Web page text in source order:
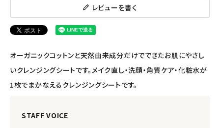
アルモニベルツ
ご利用ガイド等
レビューを書く
オーガニックコットンと天然由来成分だけでできたお肌にやさし
いクレンジングシートです。メイク直し・洗顔・角質ケア・化粧水が
1枚でまかなえるクレンジングシートです。
STAFF VOICE